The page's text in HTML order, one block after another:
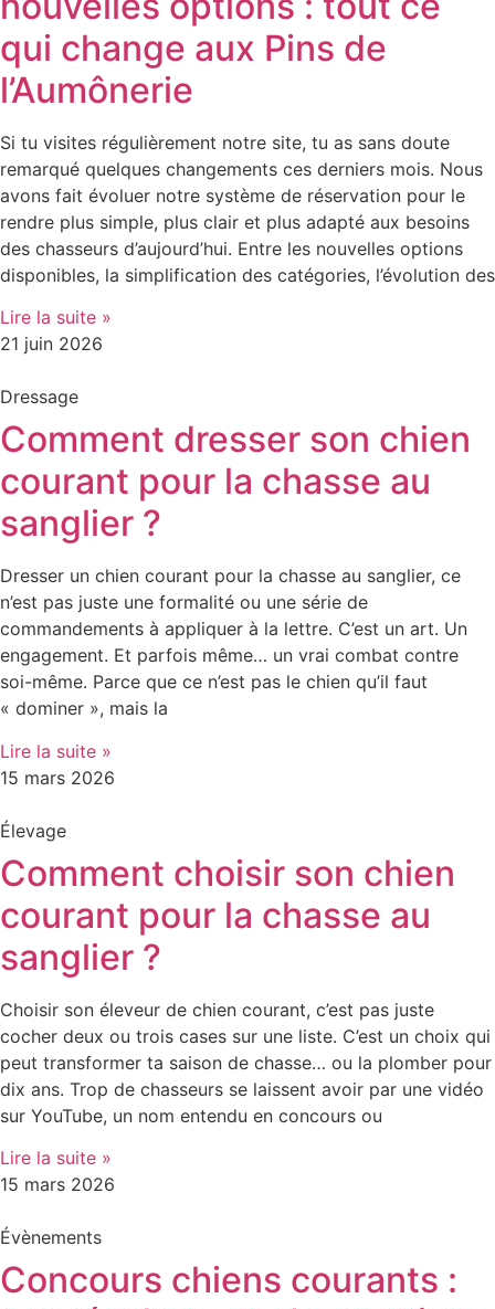
qui change aux Pins de
l’Aumônerie
Si tu visites régulièrement notre site, tu as sans doute
remarqué quelques changements ces derniers mois. Nous
avons fait évoluer notre système de réservation pour le
rendre plus simple, plus clair et plus adapté aux besoins
des chasseurs d’aujourd’hui. Entre les nouvelles options
disponibles, la simplification des catégories, l’évolution des
Lire la suite »
21 juin 2026
Dressage
Comment dresser son chien
courant pour la chasse au
sanglier ?
Dresser un chien courant pour la chasse au sanglier, ce
n’est pas juste une formalité ou une série de
commandements à appliquer à la lettre. C’est un art. Un
engagement. Et parfois même… un vrai combat contre
soi-même. Parce que ce n’est pas le chien qu’il faut
« dominer », mais la
Lire la suite »
15 mars 2026
Élevage
Comment choisir son chien
courant pour la chasse au
sanglier ?
Choisir son éleveur de chien courant, c’est pas juste
cocher deux ou trois cases sur une liste. C’est un choix qui
peut transformer ta saison de chasse… ou la plomber pour
dix ans. Trop de chasseurs se laissent avoir par une vidéo
sur YouTube, un nom entendu en concours ou
Lire la suite »
15 mars 2026
Évènements
Concours chiens courants :